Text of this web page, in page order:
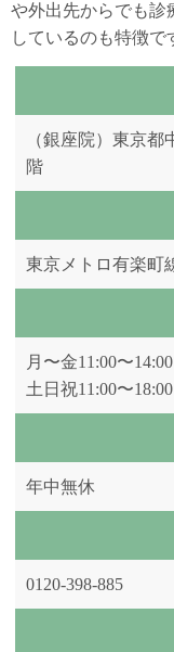
や外出先からでも診
しているのも特徴で
（銀座院）東京
階
東京メトロ有楽町
月〜金11:00〜
土日祝11:00〜18:00
年中無休
0120-398-885